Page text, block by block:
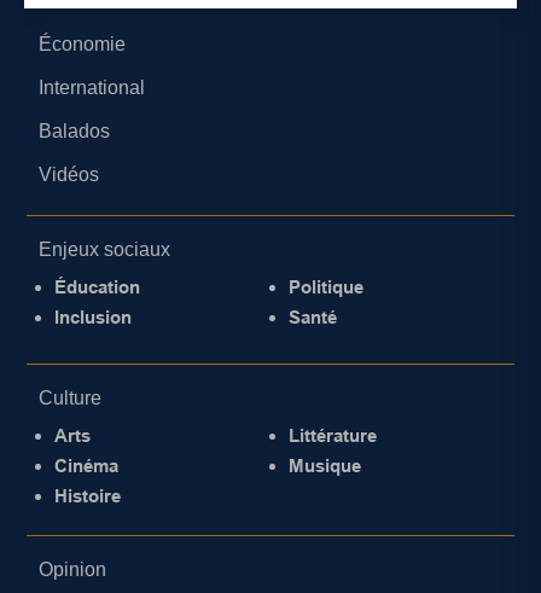
Économie
International
Balados
Vidéos
Enjeux sociaux
Éducation
Inclusion
Politique
Santé
Culture
Arts
Cinéma
Histoire
Littérature
Musique
Opinion